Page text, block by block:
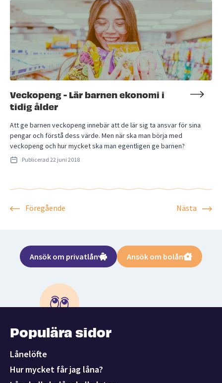
Veckopeng - Lär barnen ekonomi i
tidig ålder
Att ge barnen veckopeng innebär att de lär sig ta ansvar för sina
pengar och förstå dess värde. Men när ska man börja med
veckopeng och hur mycket ska man egentligen ge barnen?
Publicerad 22 juni 2018
Föregående Nästa
Ansök om privatlån Ansök om bolån
Populära sidor
Lånelöfte
Hur mycket får jag låna?